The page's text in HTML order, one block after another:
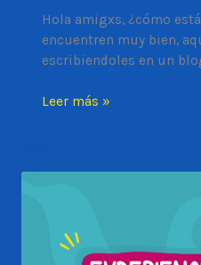
Hola amigxs, ¿cómo
encuentren muy bien,
escribiendoles en un
¿CÓMO
ENFERMEDADES
Leer más »